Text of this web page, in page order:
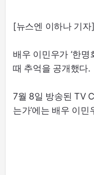
[뉴스엔 이하나 기자]
배우 이민우가 ‘한명
때 추억을 공개했다.
7월 8일 방송된 TV
는가’에는 배우 이민